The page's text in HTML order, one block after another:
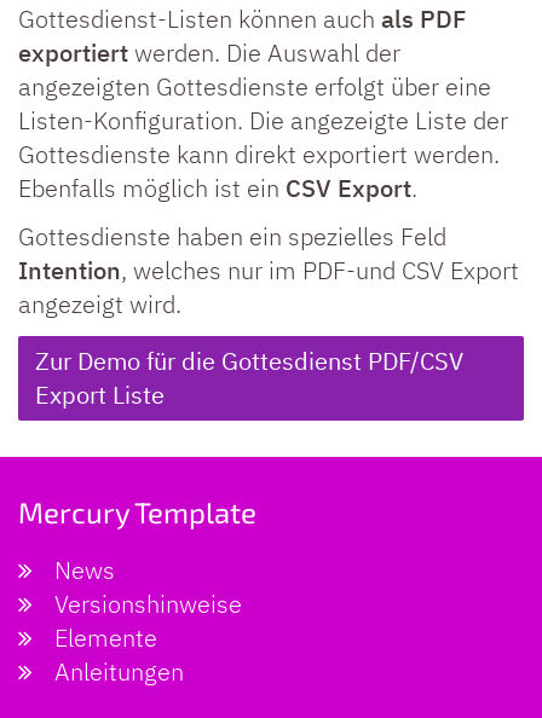
Gottesdienst-Listen können auch als PDF
exportiertwerden. Die Auswahl der
angezeigten Gottesdienste erfolgt über eine
Listen-Konfiguration. Die angezeigte Liste der
Gottesdienste kann direkt exportiert werden.
Ebenfalls möglich ist ein CSV Export.
Gottesdienste haben ein spezielles Feld
Intention, welches nur im PDF-und CSV Export
angezeigt wird.
Zur Demo für die Gottesdienst PDF/CSV
Export Liste
Mercury Template
News
Versionshinweise
Elemente
Anleitungen